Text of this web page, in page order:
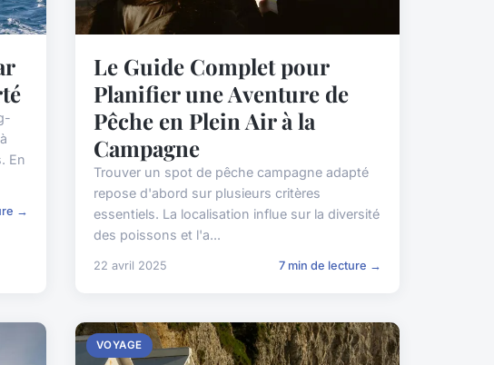
En
→
Le Guide Complet pour
Planifier une Aventure de
Pêche en Plein Air à la
Campagne
Trouver un spot de pêche campagne adapté
repose d'abord sur plusieurs critères
essentiels. La localisation influe sur la diversité
des poissons et l'a...
22 avril 2025 7 min de lecture →
VOYAGE